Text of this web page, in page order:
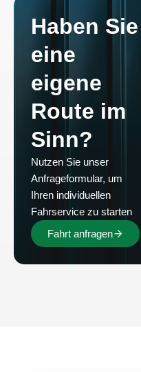
Haben Sie
eine
eigene
Route im
Sinn?
Nutzen Sie unser
Anfrageformular, um
Ihren individuellen
Fahrservice zu starten
Fahrt anfragen